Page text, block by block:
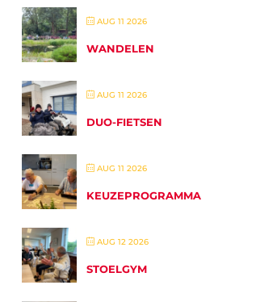
AUG 11 2026
WANDELEN
AUG 11 2026
DUO-FIETSEN
AUG 11 2026
KEUZEPROGRAMMA
AUG 12 2026
STOELGYM